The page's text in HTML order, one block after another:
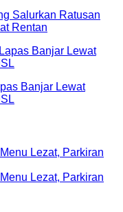
Salurkan Ratusan
Rentan
Banjar Lewat